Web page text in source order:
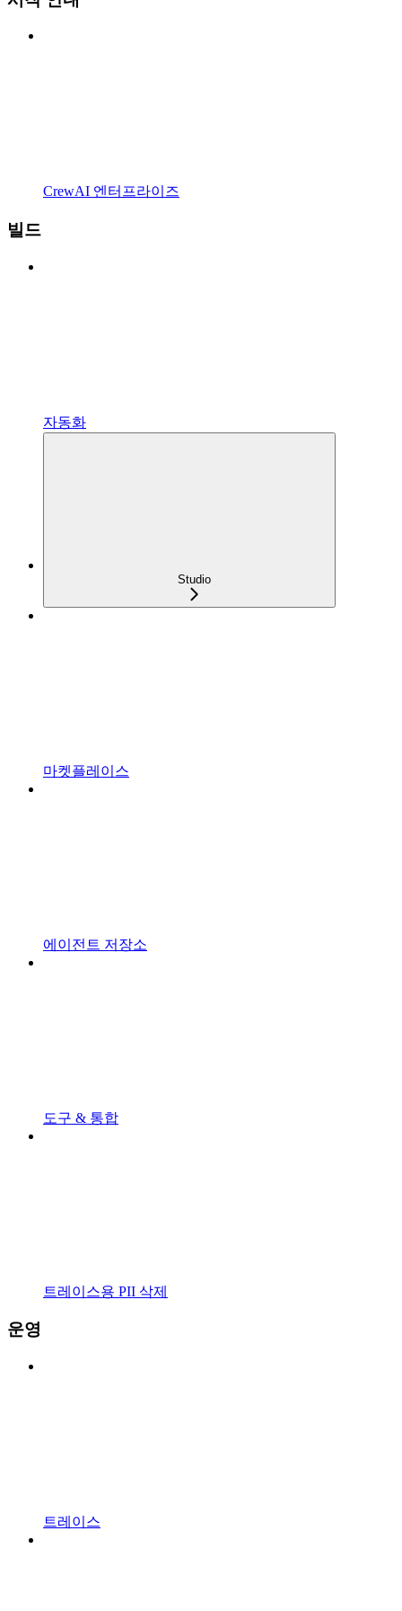
CrewAI 엔터프라이즈
빌드
자동화
Studio
마켓플레이스
에이전트 저장소
도구 & 통합
트레이스용 PII 삭제
운영
트레이스